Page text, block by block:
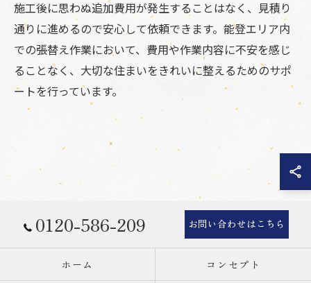
施工後に思わぬ追加費用が発生することはなく、見積り
通りに進めるので安心して依頼できます。能登エリア内
での張替え作業において、費用や作業内容に不安を感じ
ることなく、大切な住まいをきれいに整えるためのサポ
ートを行っています。
0120-586-209 お問い合わせはこちら
ホーム コンセプト